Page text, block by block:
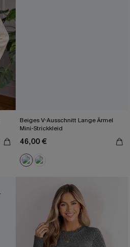
Beiges V-Ausschnitt Lange Ärmel
Mini-Strickkleid
46,00 €